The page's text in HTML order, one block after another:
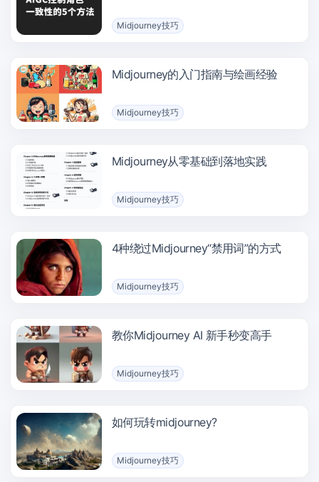
Midjourney技巧
Midjourney的入门指南与绘画经验
Midjourney技巧
Midjourney从零基础到落地实践
Midjourney技巧
4种绕过Midjourney“禁用词”的方式
Midjourney技巧
教你Midjourney AI 新手秒变高手
Midjourney技巧
如何玩转midjourney?
Midjourney技巧